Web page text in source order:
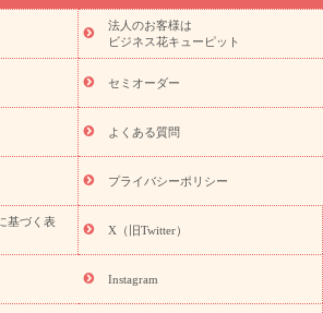
のイベント
ひまわり ギフト・プレゼント
盆） 季節のイベント
お盆 花（新
新盆・初盆）
お盆・お供え 花とセットギ
リザーブドフラワー
ひまわり ギフト・プ
贈り・お中元・暑中見舞い 花のギフト特集
フト・プレゼント特集
集
敬老の日 花のおすすめランキング
敬
・プレゼント特集
敬老の日 花とセットギ
敬老の日の花 全てのギフト一覧
キャン
なんです」キャンペーン
ギフト 誕生日フラワーギフト特集
誕生
覧
ユリ トルコキキョウ
)
9月の誕生花(リンドウ)
誕生日セット
法人のお客様は
ビジネス花キューピット
セミオーダー
よくある質問
プライバシーポリシー
基づく表
X（旧Twitter）
Instagram